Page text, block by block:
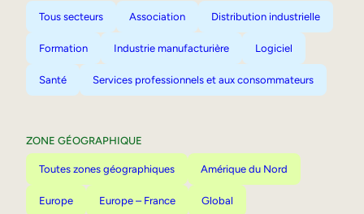
Tous secteurs Association Distribution industrielle
Formation Industrie manufacturière Logiciel
Santé Services professionnels et aux consommateurs
ZONE GÉOGRAPHIQUE
Toutes zones géographiques Amérique du Nord
Europe Europe – France Global